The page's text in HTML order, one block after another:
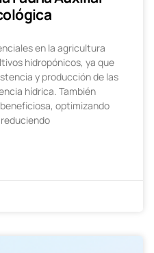
en la agricultura
hidropónicos, ya que
y producción de las
hídrica. También
optimizando